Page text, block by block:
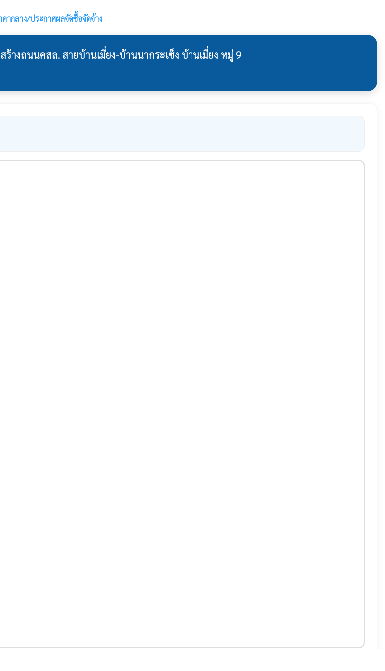
ากลาง/ประกาศผลจัดซื้อจัดจ้าง
ร้างถนนคสล. สายบ้านเมี่ยง-บ้านนากระเซ็ง บ้านเมี่ยง หมู่ 9